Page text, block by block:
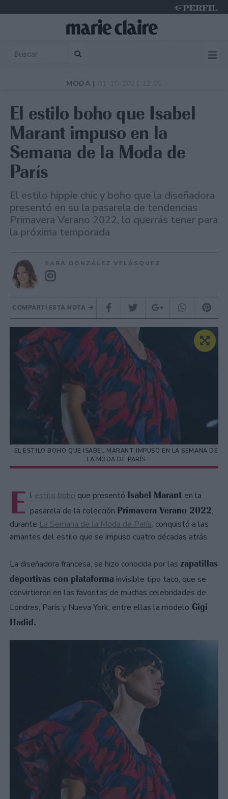
MODA |
El estilo boho que Isabel
Marant impuso en la
Semana de la Moda de
París
El estilo hippie chic y boho que la diseñadora
presentó en su la pasarela de tendencias
Primavera Verano 2022, lo querrás tener para
la próxima temporada
SARA GONZÁLEZ VELÁSQUEZ
COMPARTÍ ESTA NOTA
EL ESTILO BOHO QUE ISABEL MARANT IMPUSO EN LA SEMANA DE
LA MODA DE PARÍS
E l estilo boho que presentó Isabel Marant en la
pasarela de la colección Primavera Verano 2022,
durante La Semana de la Moda de París, conquistó a las
amantes del estilo que se impuso cuatro décadas atrás.
La diseñadora francesa, se hizo conocida por las zapatillas
deportivas con plataforma invisible tipo taco, que se
convirtieron en las favoritas de muchas celebridades de
Londres, París y Nueva York, entre ellas la modelo Gigi
Hadid.